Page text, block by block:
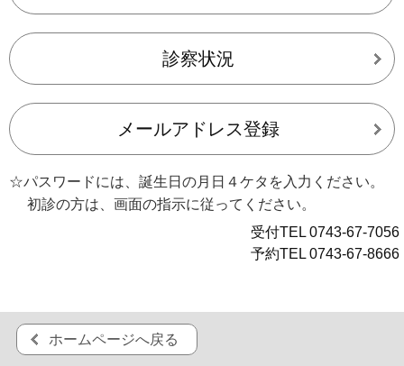
診察状況
メールアドレス登録
☆パスワードには、誕生日の月日４ケタを入力ください。
初診の方は、画面の指示に従ってください。
受付TEL 0743-67-7056
予約TEL 0743-67-8666
ホームページへ戻る